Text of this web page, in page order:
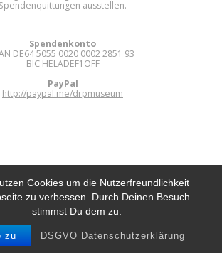
Cookies um die Nutzerfreundlichkeit
zu verbessen. Durch Deinen Besuch
stimmst Du dem zu.
zu DSGVO Datenschutzerklärung
RETRO PARK E.V.
- 2026 Digital Retro Park e.V..
WordPress and Mesmerize Theme.
Spendenquittungen ausstellen.
Spendenkonto
DE64 5055 0020 0002 2851 93
BIC HELADEF1OFF
PayPal
http://paypal.me/drpmuseum